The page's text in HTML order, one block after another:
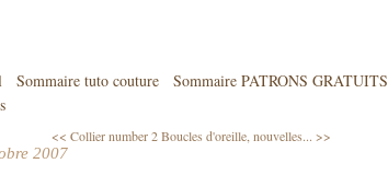
Sommaire tuto couture
Sommaire PATRONS GRATUITS
<< Collier number 2 Boucles d'oreille, nouvelles... >>
2007